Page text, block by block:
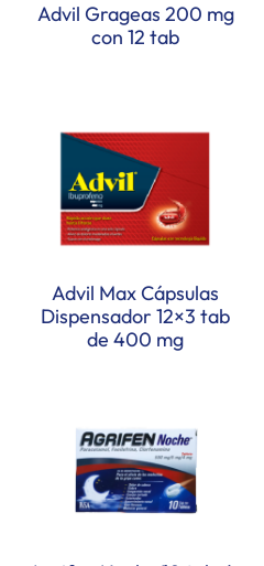
Advil Grageas 200 mg
con 12 tab
Advil Max Cápsulas
Dispensador 12×3 tab
de 400 mg